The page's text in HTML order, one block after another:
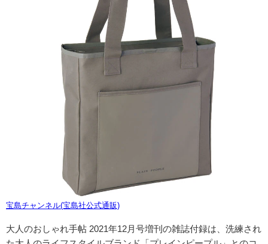
宝島チャンネル(宝島社公式通販)
大人のおしゃれ手帖 2021年12月号増刊の雑誌付録は、洗練され